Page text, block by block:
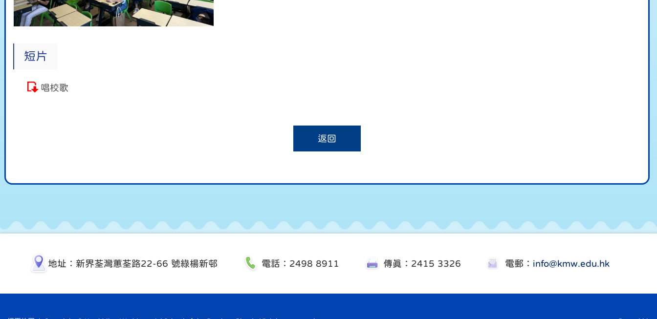
短片
唱校歌
返回
地址：新界荃灣蕙荃路22-66 號綠楊新邨 電話：2498 8911 傳真：2415 3326 電郵： info@kmw.edu.hk